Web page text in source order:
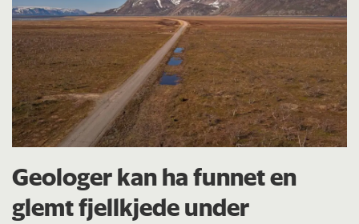
Geologer kan ha funnet en
glemt fjellkjede under